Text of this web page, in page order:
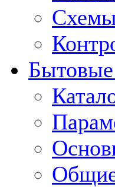
Схемы
Бытовые